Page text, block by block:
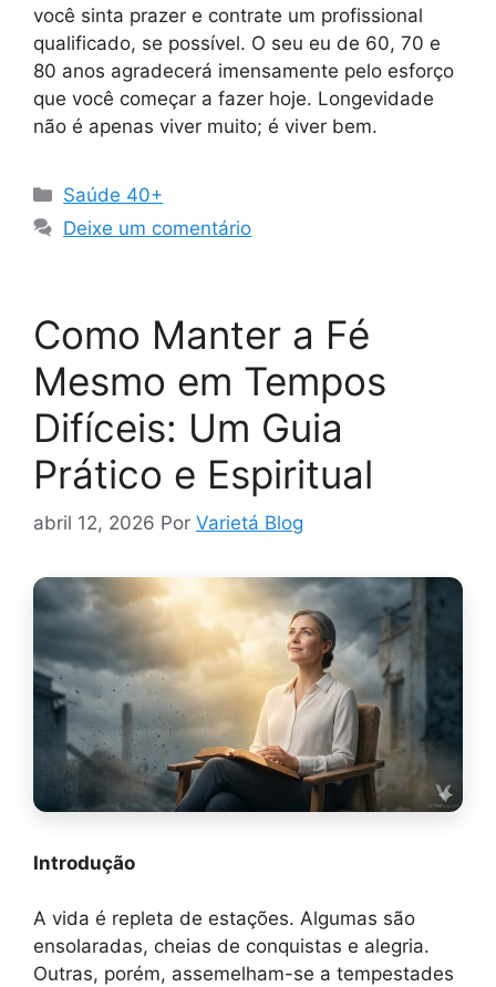
você sinta prazer e contrate um profissional
qualificado, se possível. O seu eu de 60, 70 e
80 anos agradecerá imensamente pelo esforço
que você começar a fazer hoje. Longevidade
não é apenas viver muito; é viver bem.
Categorias
Saúde 40+
Deixe um comentário
Como Manter a Fé
Mesmo em Tempos
Difíceis: Um Guia
Prático e Espiritual
abril 12, 2026 Por Varietá Blog
Introdução
A vida é repleta de estações. Algumas são
ensolaradas, cheias de conquistas e alegria.
Outras, porém, assemelham-se a tempestades